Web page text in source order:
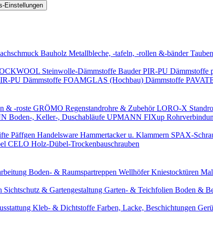
Einstellungen
Bauholz Metallbleche, -tafeln, -rollen &-bänder
Steinwolle-Dämmstoffe Bauder PIR-PU Dämmstoffe
PU Dämmstoffe FOAMGLAS (Hochbau) Dämmstoffe
& -roste GRÖMO Regenstandrohre & ZubehörLORO-X
Boden-, Keller-, Duschabläufe UPMANN FIXup
Päffgen Handelsware Hammertacker u. Klammern SPAX-
CELO Holz-Dübel-Trockenbauschrauben
Boden- & Raumspartreppen Wellhöfer Kniestocktüren
Sichtschutz & Gartengestaltung Garten- & Teichfolien Boden &
Kleb- & Dichtstoffe Farben, Lacke, Beschichtungen